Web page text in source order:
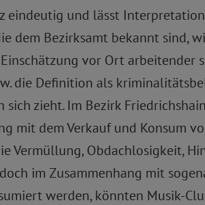
eindeutig und lässt
dem Bezirksamt bekannt sind,
vor Ort arbeitender
die Definition als
zieht. Im Bezirk
mit dem Verkauf und Konsum
Vermüllung, Obdachlosigkeit,
im Zusammenhang mit
werden, könnten Musik-